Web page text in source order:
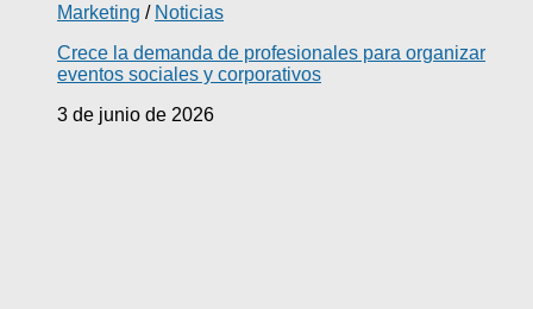
Marketing / Noticias
Crece la demanda de profesionales para organizar
eventos sociales y corporativos
3 de junio de 2026